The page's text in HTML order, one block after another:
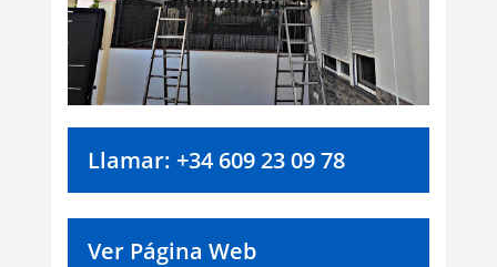
Llamar: +34 609 23 09 78
Ver Página Web